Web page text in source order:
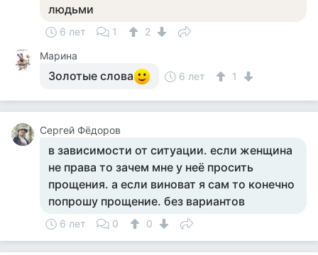
людьми
6 лет 1
2
Марина
Золотые слова 6 лет 1
Сергей Фёдоров
в зависимости от ситуации. если женщина
не права то зачем мне у неё просить
прощения. а если виноват я сам то конечно
попрошу прощение. без вариантов
6 лет 0 0